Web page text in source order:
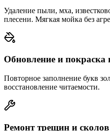
Удаление пыли, мха,
плесени. Мягкая мойка без
Обновление и покраска
Повторное заполнение букв
восстановление читаемости.
Ремонт трещин и сколов